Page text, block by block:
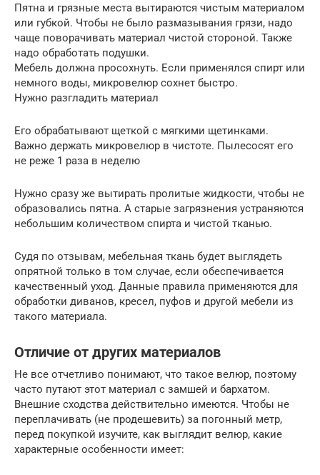
Пятна и грязные места вытираются чистым материалом
или губкой. Чтобы не было размазывания грязи, надо
чаще поворачивать материал чистой стороной. Также
надо обработать подушки.
Мебель должна просохнуть. Если применялся спирт или
немного воды, микровелюр сохнет быстро.
Нужно разгладить материал
Его обрабатывают щеткой с мягкими щетинками.
Важно держать микровелюр в чистоте. Пылесосят его
не реже 1 раза в неделю
Нужно сразу же вытирать пролитые жидкости, чтобы не
образовались пятна. А старые загрязнения устраняются
небольшим количеством спирта и чистой тканью.
Судя по отзывам, мебельная ткань будет выглядеть
опрятной только в том случае, если обеспечивается
качественный уход. Данные правила применяются для
обработки диванов, кресел, пуфов и другой мебели из
такого материала.
Отличие от других материалов
Не все отчетливо понимают, что такое велюр, поэтому
часто путают этот материал с замшей и бархатом.
Внешние сходства действительно имеются. Чтобы не
переплачивать (не продешевить) за погонный метр,
перед покупкой изучите, как выглядит велюр, какие
характерные особенности имеет: